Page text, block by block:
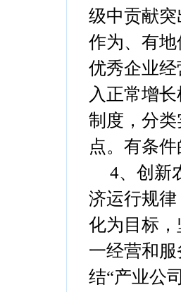
级中贡献
作为、有
优秀企业
入正常增
制度，分
点。有条
4、创新
济运行规
化为目标
一经营和
结“产业公